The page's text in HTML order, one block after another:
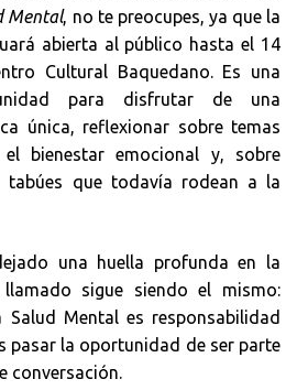
Mental, no te preocupes, ya que la
abierta al público hasta el 14
Cultural Baquedano. Es una
para disfrutar de una
única, reflexionar sobre temas
el bienestar emocional y, sobre
que todavía rodean a la
una huella profunda en la
sigue siendo el mismo:
Salud Mental es responsabilidad
pasar la oportunidad de ser parte
conversación.